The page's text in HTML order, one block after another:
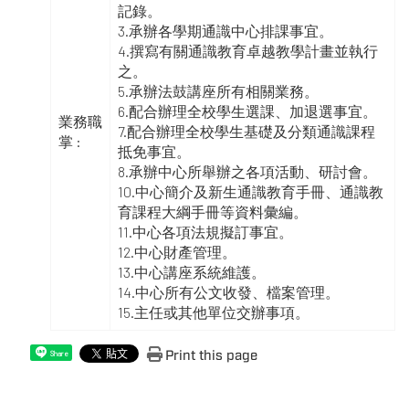
業務職
掌 :
記錄。
3.承辦各學期通識中心排課事宜。
4.撰寫有關通識教育卓越教學計畫並執行
之。
5.承辦法鼓講座所有相關業務。
6.配合辦理全校學生選課、加退選事宜。
7.配合辦理全校學生基礎及分類通識課程
抵免事宜。
8.承辦中心所舉辦之各項活動、研討會。
10.中心簡介及新生通識教育手冊、通識教
育課程大綱手冊等資料彙編。
11.中心各項法規擬訂事宜。
12.中心財產管理。
13.中心講座系統維護。
14.中心所有公文收發、檔案管理。
15.主任或其他單位交辦事項。
Share Print this page